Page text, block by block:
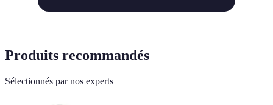
Produits recommandés
Sélectionnés par nos experts